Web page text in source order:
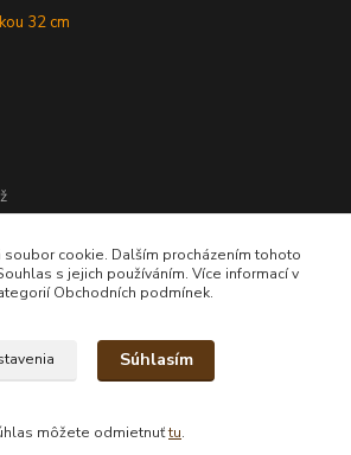
32 cm
902 212 007
16:00 hod
KOTLIKYSHOP.sk, všetky práva vyhradené
cookie. Dalším procházením tohoto
s jejich používáním. Více informací v
Obchodních podmínek.
Súhlasím
môžete odmietnuťtu.